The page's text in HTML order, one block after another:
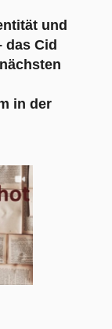
und
das Cid
in der